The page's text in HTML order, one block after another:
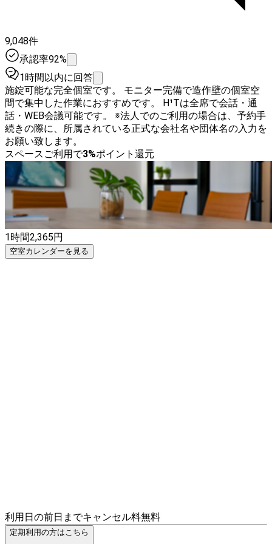
9,048件
承認率92%
1時間以内に回答
施錠可能な完全個室です。 モニター完備で造作壁の個室空
間で集中した作業におすすめです。 H¹Tは全席で会話・通
話・WEB会議可能です。 ※法人でのご利用の場合は、予約手
続きの際に、所属されている正式な会社名や団体名の入力を
お願い致します。
スペースご利用で3%ポイント還元
1時間2,365円
空室カレンダーを見る
利用日の前日までキャンセル料無料
定期利用の方はこちら